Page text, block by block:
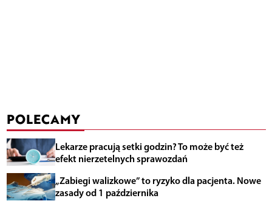
POLECAMY
Lekarze pracują setki godzin? To może być też
efekt nierzetelnych sprawozdań
„Zabiegi walizkowe” to ryzyko dla pacjenta. Nowe
zasady od 1 października